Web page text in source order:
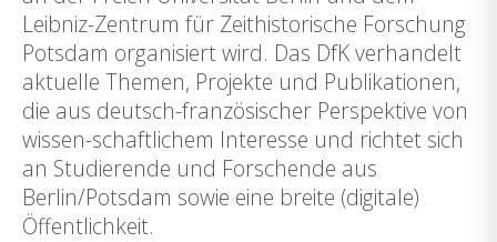
Leibniz-Zentrum für Zeithistorische Forschung
Potsdam organisiert wird. Das DfK verhandelt
aktuelle Themen, Projekte und Publikationen,
die aus deutsch-französischer Perspektive von
wissen-schaftlichem Interesse und richtet sich
an Studierende und Forschende aus
Berlin/Potsdam sowie eine breite (digitale)
Öffentlichkeit.